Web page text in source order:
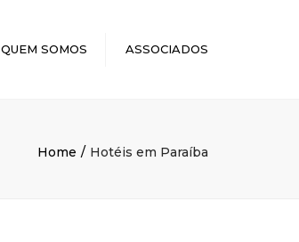
QUEM SOMOS ASSOCIADOS
Home Hotéis em Paraíba